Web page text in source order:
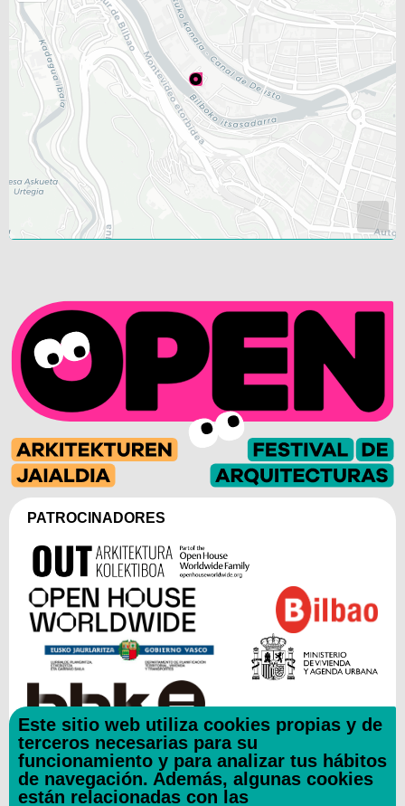
PATROCINADORES
COLABORADORES
Este sitio web utiliza cookies propias y de
terceros necesarias para su
funcionamiento y para analizar tus hábitos
de navegación. Además, algunas cookies
están relacionadas con las